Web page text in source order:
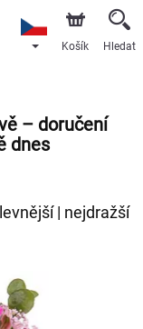
Košík Hledat
– doručení
dnes
| nejdražší